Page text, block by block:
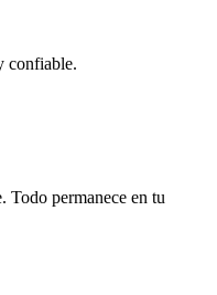
confiable.
Todo permanece en tu